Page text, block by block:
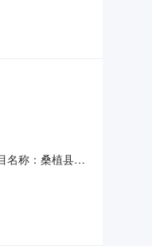
在校学习、体
名称：桑植县职
采购单位